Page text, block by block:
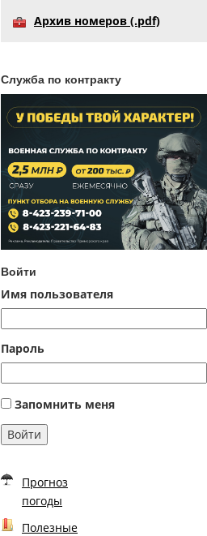
Архив номеров (.pdf)
Служба по контракту
Войти
Имя пользователя
Пароль
Запомнить меня
Войти
Прогноз
погоды
Полезные